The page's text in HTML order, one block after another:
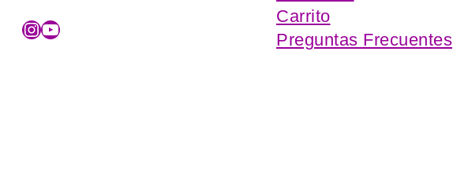
InstagramYouTube
Carrito
Preguntas Frecuentes